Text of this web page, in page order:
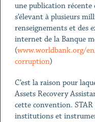
une publication récente
s’élevant à plusieurs
renseignements et des
internet de la Banque
(www.worldbank.org/
corruption)
C’est la raison pour
Assets Recovery
cette convention. STAR
institutions et